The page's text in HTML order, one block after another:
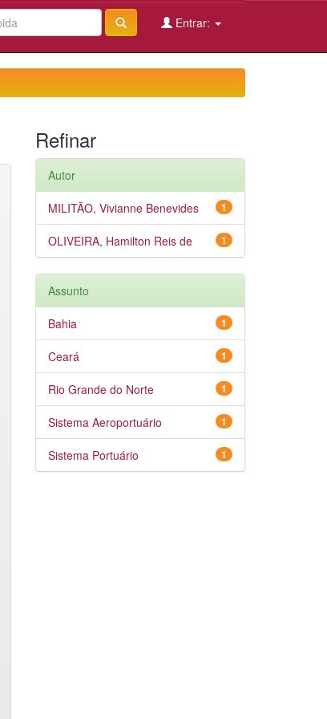
Entrar:
Refinar
Autor
1
MILITÃO, Vivianne Benevides
1
OLIVEIRA, Hamilton Reis de
Assunto
1
Bahia
1
Ceará
1
Rio Grande do Norte
1
Sistema Aeroportuário
1
Sistema Portuário